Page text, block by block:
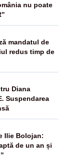
nu poate
mandatul de
redus timp de
Diana
Suspendarea
Ilie Bolojan:
de un an și